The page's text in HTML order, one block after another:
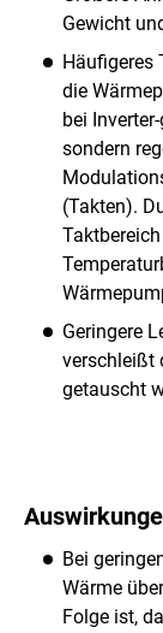
Gewicht
Häufigeres
die
bei
sondern
(Takten).
Geringere
verschleißt
getauscht
Bei
Wärme
Folge ist,